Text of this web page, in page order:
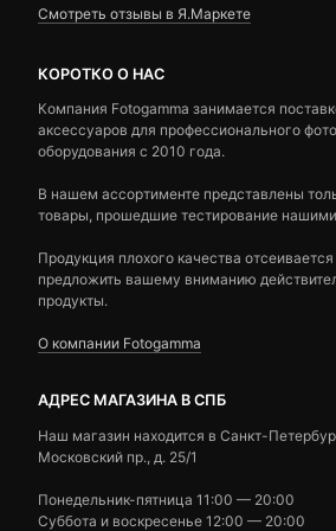
Смотреть отзывы в Я.Маркете
КОРОТКО О НАС
Компания Fotogamma занимается
аксессуаров для профессионального
оборудования с 2010 года.
В нашем ассортименте представлены
товары, прошедшие тестирование
Продукция плохого качества
предложить вашему вниманию
продукты.
О компании Fotogamma
АДРЕС МАГАЗИНА В СПБ
Наш магазин находится в Санкт-
Московский пр., д. 25/1
Понедельник-пятница 11:00 — 20:00
Суббота и воскресенье 12:00 — 20:00